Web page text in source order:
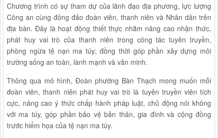
Chương trình có sự tham dự của lãnh đạo địa phương, lực lượng
Công an cùng đông đảo đoàn viên, thanh niên và Nhân dân trên
địa bàn. Đây là hoạt động thiết thực nhằm nâng cao nhận thức,
phát huy vai trò của thanh niên trong công tác tuyên truyền,
phòng ngừa tệ nạn ma túy; đồng thời góp phần xây dựng môi
trường sống an toàn, lành mạnh và văn minh.
Thông qua mô hình, Đoàn phường Bàn Thạch mong muốn mỗi
đoàn viên, thanh niên phát huy vai trò là tuyên truyền viên tích
cực, nâng cao ý thức chấp hành pháp luật, chủ động nói không
với ma túy, góp phần bảo vệ bản thân, gia đình và cộng đồng
trước hiểm họa của tệ nạn ma túy.